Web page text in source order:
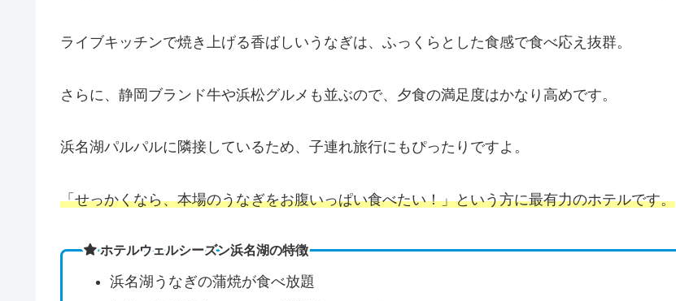
ライブキッチンで焼き上げる香ばしいうなぎは、ふっくらとした食感で食べ応え抜群。
さらに、静岡ブランド牛や浜松グルメも並ぶので、夕食の満足度はかなり高めです。
浜名湖パルパルに隣接しているため、子連れ旅行にもぴったりですよ。
「せっかくなら、本場のうなぎをお腹いっぱい食べたい！」という方に最有力のホテルです。
ホテルウェルシーズン浜名湖の特徴
浜名湖うなぎの蒲焼が食べ放題